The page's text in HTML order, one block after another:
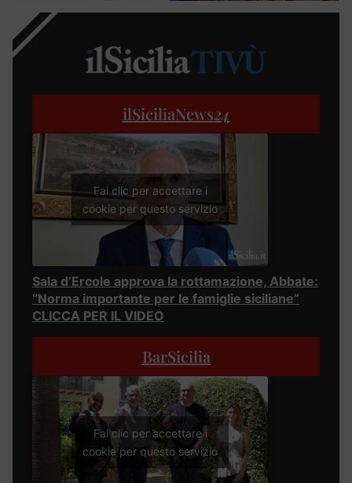
ilSiciliaNews24
Fai clic per accettare i
cookie per questo servizio
Sala d’Ercole approva la rottamazione, Abbate:
“Norma importante per le famiglie siciliane”
CLICCA PER IL VIDEO
BarSicilia
Fai clic per accettare i
cookie per questo servizio